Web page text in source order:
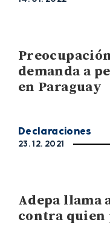
demanda a
en Paraguay
Declaraciones
23. 12. 2021
Adepa llama
contra